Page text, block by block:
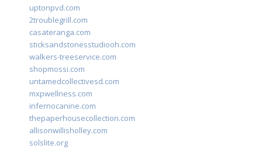
uptonpvd.com
2troublegrill.com
casateranga.com
sticksandstonesstudiooh.com
walkers-treeservice.com
shopmossi.com
untamedcollectivesd.com
mxpwellness.com
infernocanine.com
thepaperhousecollection.com
allisonwillisholley.com
solslite.org